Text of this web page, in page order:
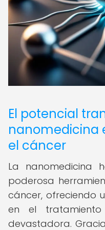
El potencial
nanomedicina
el cáncer
La nanomedicina
poderosa
cáncer, ofreciendo
en el
devastadora.